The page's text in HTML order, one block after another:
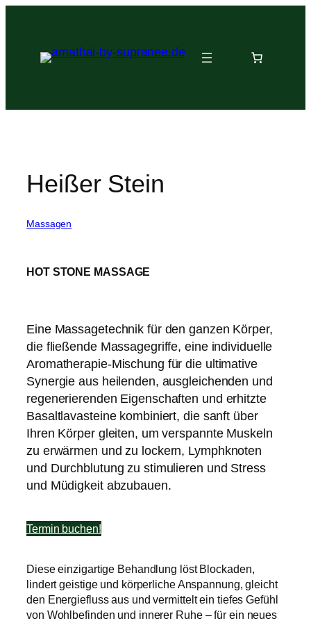
springen
Heißer Stein
Massagen
HOT STONE MASSAGE
Eine Massagetechnik für den ganzen Körper,
die fließende Massagegriffe, eine individuelle
Aromatherapie-Mischung für die ultimative
Synergie aus heilenden, ausgleichenden und
regenerierenden Eigenschaften und erhitzte
Basaltlavasteine kombiniert, die sanft über
Ihren Körper gleiten, um verspannte Muskeln
zu erwärmen und zu lockern, Lymphknoten
und Durchblutung zu stimulieren und Stress
und Müdigkeit abzubauen.
Termin buchen!
Diese einzigartige Behandlung löst Blockaden,
lindert geistige und körperliche Anspannung, gleicht
den Energiefluss aus und vermittelt ein tiefes Gefühl
von Wohlbefinden und innerer Ruhe – für ein neues